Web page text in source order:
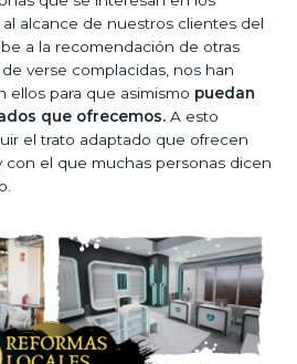
alcance de nuestros clientes del
a la recomendación de otras
verse complacidas, nos han
para que asimismo puedan
que ofrecemos. A esto
el trato adaptado que ofrecen
con el que muchas personas dicen